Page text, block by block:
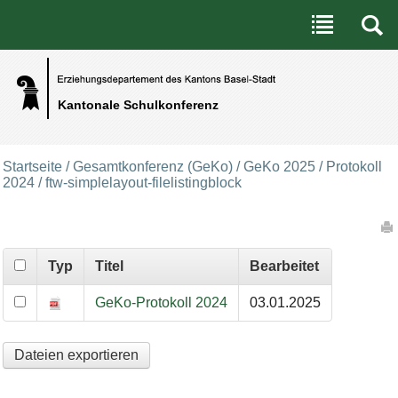
Kantonale Schulkonferenz
Benutzerspezifische Werkzeuge
Direkt zum Inhalt|Direkt zur Navigation
Startseite /Gesamtkonferenz (GeKo) /GeKo 2025 / Protokoll
2024 /ftw-simplelayout-filelistingblock
Typ Titel Bearbeitet
GeKo-Protokoll 2024 03.01.2025
Dateien exportieren